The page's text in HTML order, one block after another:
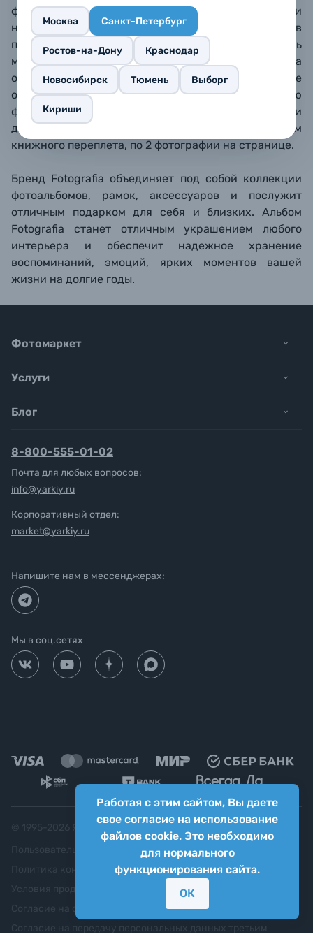
Москва Санкт-Петербург
Ростов-на-Дону Краснодар
Новосибирск Тюмень Выборг
Кириши
фотографий.​ В прозрачных кармашках фотографии
надежно защищены от грязи, пыли, отпечатков
пальцев. Со временем их можно легко поменять
местами. Твердая обложка альбома
обтянута тканью, в оконце на лицевой стороне
обложки можно поставить вашу личную
фотографию. Белые бумажные страницы с местами
для подписи скреплены методом
книжного переплета, по 2 фотографии на странице.
Бренд Fotografia объединяет под собой коллекции
фотоальбомов, рамок, аксессуаров и послужит
отличным подарком для себя и близких. Альбом
Fotografia станет отличным украшением любого
интерьера и обеспечит надежное хранение
воспоминаний, эмоций, ярких моментов вашей
жизни на долгие годы.
Работая с этим сайтом, Вы даете
свое согласие на использование
файлов cookie. Это необходимо
для нормального
функционирования сайта.
ОК
Фотомаркет
Услуги
Блог
8-800-555-01-02
Почта для любых вопросов:
info@yarkiy.ru
Корпоративный отдел:
market@yarkiy.ru
Напишите нам в мессенджерах:
Мы в соц.сетях
Яркий фотомаркет ("Яркий Мир")
Пользовательское соглашение
Политика конфиденциальности
Согласие на обработку персональных данных
Согласие на передачу персональных данных третьим